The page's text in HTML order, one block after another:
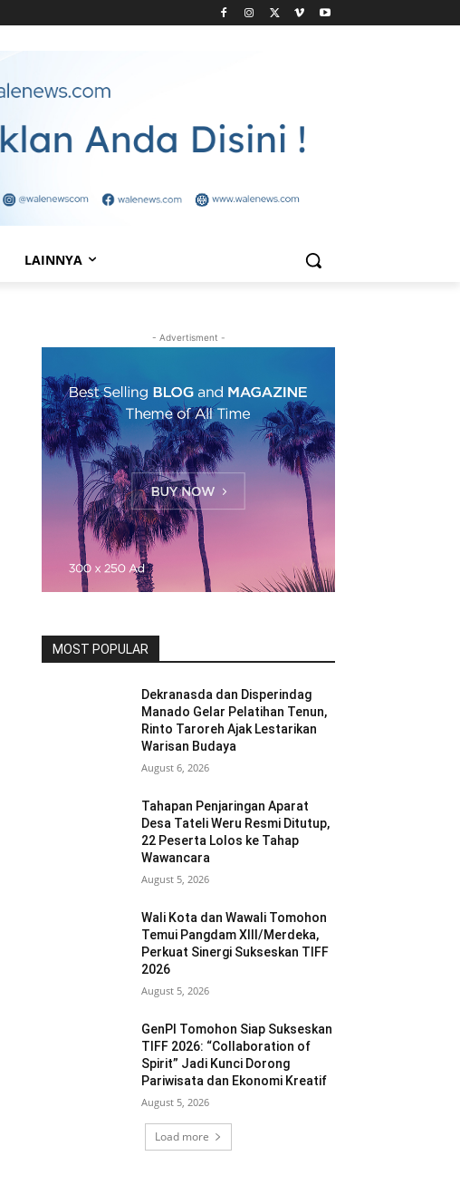
LAINNYA
- Advertisment -
MOST POPULAR
Dekranasda dan Disperindag
Manado Gelar Pelatihan Tenun,
Rinto Taroreh Ajak Lestarikan
Warisan Budaya
August 6, 2026
Tahapan Penjaringan Aparat
Desa Tateli Weru Resmi Ditutup,
22 Peserta Lolos ke Tahap
Wawancara
August 5, 2026
Wali Kota dan Wawali Tomohon
Temui Pangdam XIII/Merdeka,
Perkuat Sinergi Sukseskan TIFF
2026
August 5, 2026
GenPI Tomohon Siap Sukseskan
TIFF 2026: “Collaboration of
Spirit” Jadi Kunci Dorong
Pariwisata dan Ekonomi Kreatif
August 5, 2026
Load more